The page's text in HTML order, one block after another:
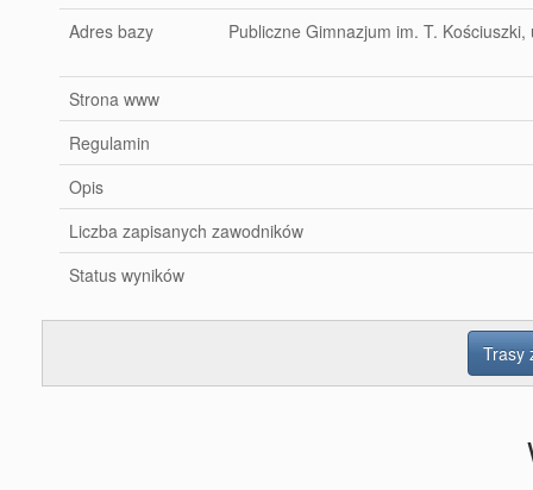
Adres bazy
Publiczne Gimnazjum im. T.
Strona www
Regulamin
Opis
Liczba zapisanych zawodników
Status wyników
Trasy